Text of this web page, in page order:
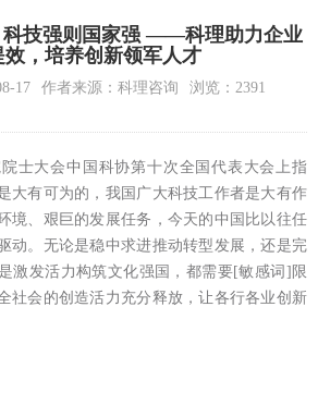
科技强则国家强 ——科理助力企业
效，培养创新领军人才
17 作者来源：科理咨询 浏览：2391
士大会中国科协第十次全国代表大会上指
大有可为的，我国广大科技工作者是大有作
境、艰巨的发展任务，今天的中国比以往任
动。无论是稳中求进推动转型发展，还是完
激发活力构筑文化强国，都需要[敏感词]限
社会的创造活力充分释放，让各行各业创新